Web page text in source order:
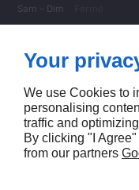
Sam - Dim
Nous contacter
SUIVEZ NOUS
Your
We use Cookies to
personalising
traffic and
By clicking "I
from our partners